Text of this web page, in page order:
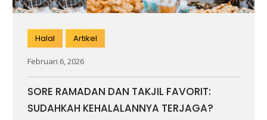
Halal Artikel
Februari 6, 2026
SORE RAMADAN DAN TAKJIL FAVORIT:
SUDAHKAH KEHALALANNYA TERJAGA?